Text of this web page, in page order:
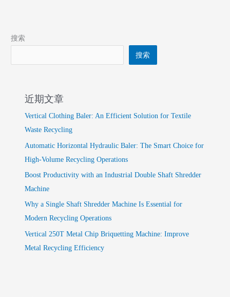
搜索
搜索
近期文章
Vertical Clothing Baler: An Efficient Solution for Textile
Waste Recycling
Automatic Horizontal Hydraulic Baler: The Smart Choice for
High-Volume Recycling Operations
Boost Productivity with an Industrial Double Shaft Shredder
Machine
Why a Single Shaft Shredder Machine Is Essential for
Modern Recycling Operations
Vertical 250T Metal Chip Briquetting Machine: Improve
Metal Recycling Efficiency